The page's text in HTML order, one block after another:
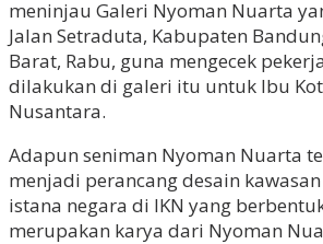
meninjau Galeri Nyoman Nuarta
Jalan Setraduta, Kabupaten
Barat, Rabu, guna mengecek
dilakukan di galeri itu untuk Ibu
Nusantara.
Adapun seniman Nyoman Nuarta
menjadi perancang desain kawasan
istana negara di IKN yang
merupakan karya dari Nyoman